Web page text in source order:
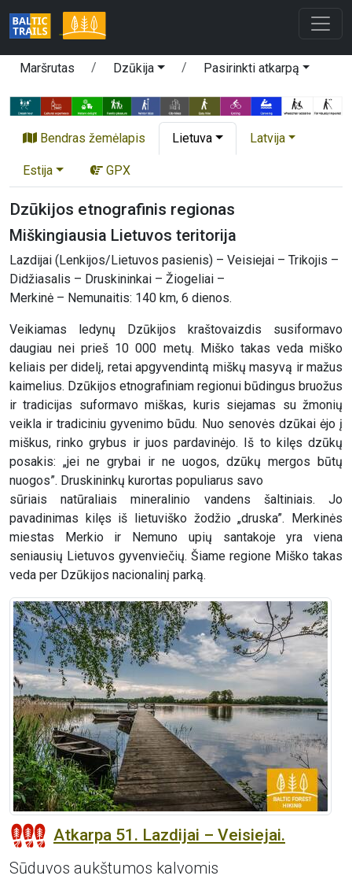
Maršrutas Dzūkija Pasirinkti atkarpą
Bendras žemėlapis Lietuva Latvija
Estija GPX
Dzūkijos etnografinis regionas
Miškingiausia Lietuvos teritorija
Lazdijai (Lenkijos/Lietuvos pasienis) – Veisiejai – Trikojis –
Didžiasalis – Druskininkai – Žiogeliai –
Merkinė – Nemunaitis: 140 km, 6 dienos.
Veikiamas ledynų Dzūkijos kraštovaizdis susiformavo
daugiau nei prieš 10 000 metų. Miško takas veda miško
keliais per didelį, retai apgyvendintą miškų masyvą ir mažus
kaimelius. Dzūkijos etnografiniam regionui būdingus bruožus
ir tradicijas suformavo miškas, kuris siejamas su žmonių
veikla ir tradiciniu gyvenimo būdu. Nuo senovės dzūkai ėjo į
miškus, rinko grybus ir juos pardavinėjo. Iš to kilęs dzūkų
posakis: „jei ne grybai ir ne uogos, dzūkų mergos būtų
nuogos”. Druskininkų kurortas populiarus savo
sūriais natūraliais mineralinio vandens šaltiniais. Jo
pavadinimas kilęs iš lietuviško žodžio „druska”. Merkinės
miestas Merkio ir Nemuno upių santakoje yra viena
seniausių Lietuvos gyvenviečių. Šiame regione Miško takas
veda per Dzūkijos nacionalinį parką.
Atkarpa 51. Lazdijai – Veisiejai.
Sūduvos aukštumos kalvomis